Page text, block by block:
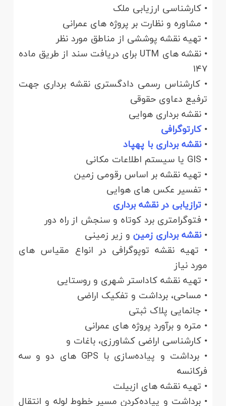
• کارشناسی ارزیابی ملک
• مشاوره و نظارت بر پروژه های عمرانی
• تهیه نقشه پوششی از مناطق مورد نظر
• نقشه های UTM برای دریافت سند از طریق ماده
۱۴۷
• کارشناس رسمی دادگستری نقشه برداری جهت
ترفیع دعاوی حقوقی
• نقشه برداری هوایی
•کارتوگرافی
•نقشه برداری با پهپاد
• GIS یا سیستم‌ اطلاعات مکانی
• تهیه نقشه بر اساس رقومی زمین
• تفسیر عکس های هوایی
• ترازیابی در نقشه برداری
• فتوگرامتری برد کوتاه و سنجش از راه دور
•نقشه برداری زمین و زیر زمینی
• تهیه نقشه توپوگرافی در انواع مقیاس های
مورد نیاز
• تهیه نقشه کاداستر شهری و روستایی
• مساحی، برداشت و تفکیک اراضی
• جانمایی پلاک ثبتی
• متره و برآورد پروژه های عمرانی
• کارشناسی اراضی کشاورزی، باغات و
• برداشت و پیاده‌سازی با GPS های دو و سه
فرکانسه
• تهیه نقشه های ازبیلت
• برداشت و پیاده‌کردن مسیر خطوط لوله و انتقال